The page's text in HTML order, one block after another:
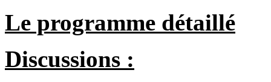
Le programme détaillé
Discussions :